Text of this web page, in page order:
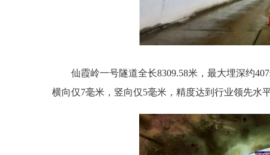
仙霞岭一号隧道全长8309.58米，最大埋深约
横向仅7毫米，竖向仅5毫米，精度达到行业领先水平